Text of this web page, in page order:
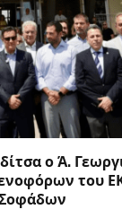
ο Ά.
του
Σοφάδων